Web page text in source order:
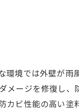
環境では外壁が雨
メージを修復し、
カビ性能の高い塗